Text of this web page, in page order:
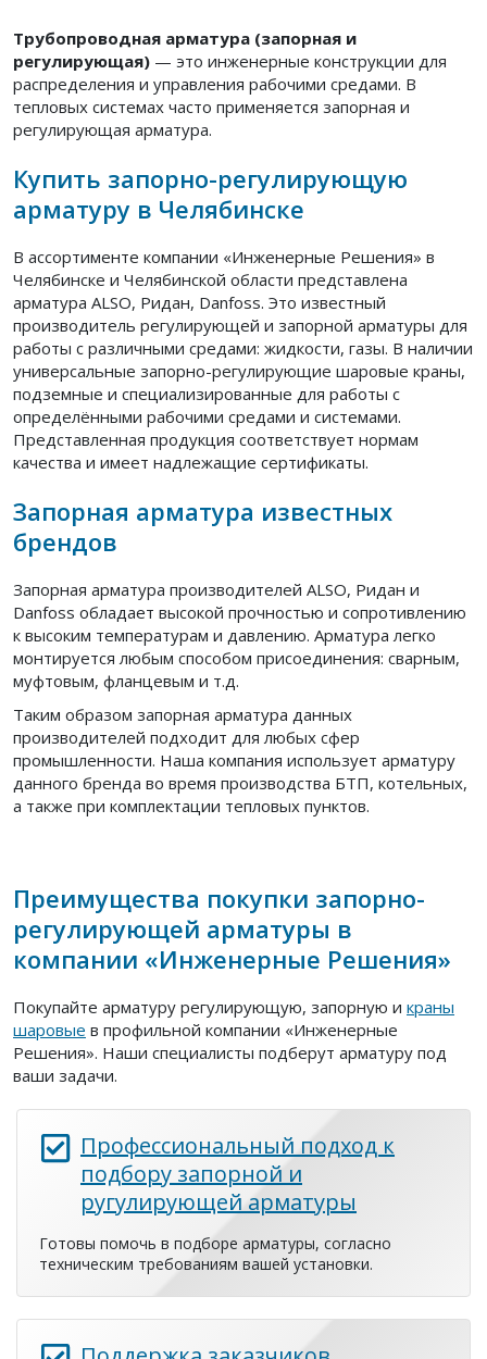
Трубопроводная арматура (запорная и
регулирующая) — это инженерные конструкции для
распределения и управления рабочими средами. В
тепловых системах часто применяется запорная и
регулирующая арматура.
Купить запорно-регулирующую
арматуру в Челябинске
В ассортименте компании «Инженерные Решения» в
Челябинске и Челябинской области представлена
арматура ALSO, Ридан, Danfoss. Это известный
производитель регулирующей и запорной арматуры для
работы с различными средами: жидкости, газы. В наличии
универсальные запорно-регулирующие шаровые краны,
подземные и специализированные для работы с
определёнными рабочими средами и системами.
Представленная продукция соответствует нормам
качества и имеет надлежащие сертификаты.
Запорная арматура известных
брендов
Запорная арматура производителей ALSO, Ридан и
Danfoss обладает высокой прочностью и сопротивлению
к высоким температурам и давлению. Арматура легко
монтируется любым способом присоединения: сварным,
муфтовым, фланцевым и т.д.
Таким образом запорная арматура данных
производителей подходит для любых сфер
промышленности. Наша компания использует арматуру
данного бренда во время производства БТП, котельных,
а также при комплектации тепловых пунктов.
Преимущества покупки запорно-
регулирующей арматуры в
компании «Инженерные Решения»
Покупайте арматуру регулирующую, запорную и краны
шаровые в профильной компании «Инженерные
Решения». Наши специалисты подберут арматуру под
ваши задачи.
Профессиональный подход к
подбору запорной и
ругулирующей арматуры
Готовы помочь в подборе арматуры, согласно
техническим требованиям вашей установки.